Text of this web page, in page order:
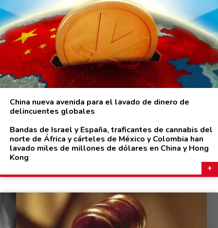
China nueva avenida para el lavado de dinero de
delincuentes globales
Bandas de Israel y España, traficantes de cannabis del
norte de África y cárteles de México y Colombia han
lavado miles de millones de dólares en China y Hong
Kong